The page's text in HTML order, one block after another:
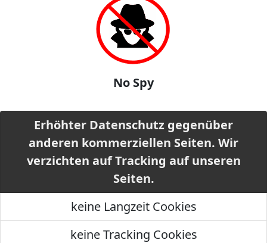
No Spy
Erhöhter Datenschutz gegenüber
anderen kommerziellen Seiten. Wir
verzichten auf Tracking auf unseren
Seiten.
keine Langzeit Cookies
keine Tracking Cookies